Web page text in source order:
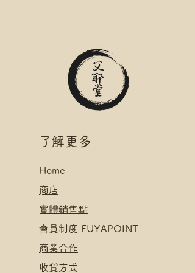
​了解更多
Home
​商店
​實體銷售點
​會員制度 FUYAPOINT
​商業合作
​收貨方式